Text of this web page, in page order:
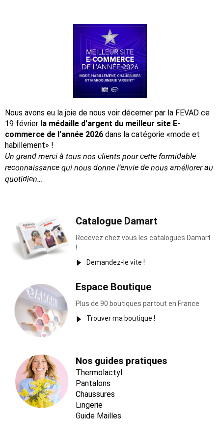
Nous avons eu la joie de nous voir décerner par la FEVAD ce
19 février la médaille d’argent du meilleur site E-
commerce de l’année 2026 dans la catégorie «mode et
habillement» !
Un grand merci à tous nos clients pour cette formidable
reconnaissancequi nous donne l’envie de nous améliorer au
quotidien…
Catalogue Damart
Recevez chez vous les catalogues Damart
!
Demandez-le vite !
Espace Boutique
Plus de 90 boutiques partout en France
Trouver ma boutique !
Nos guides pratiques
Thermolactyl
Pantalons
Chaussures
Lingerie
Guide Mailles